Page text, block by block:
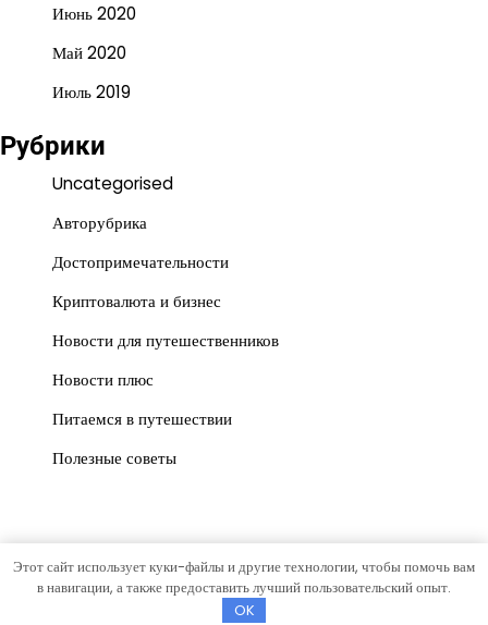
Июнь 2020
Май 2020
Июль 2019
Рубрики
Uncategorised
Авторубрика
Достопримечательности
Криптовалюта и бизнес
Новости для путешественников
Новости плюс
Питаемся в путешествии
Полезные советы
Copyright © 2026gorrospis.ruТема News Store отArtify
Этот сайт использует куки-файлы и другие технологии, чтобы помочь вам
в навигации, а также предоставить лучший пользовательский опыт.
OK